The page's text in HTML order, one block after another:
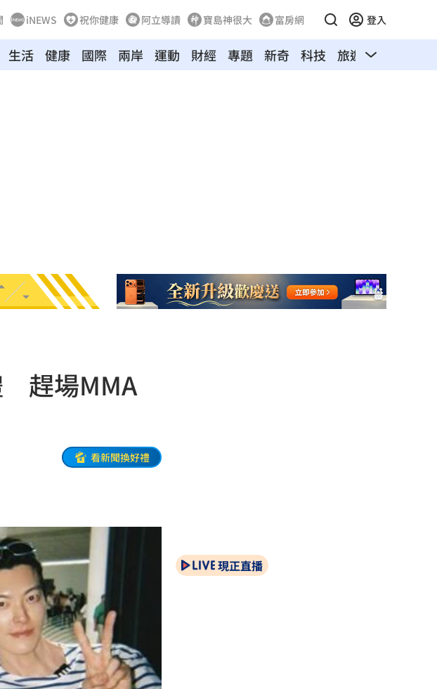
iNEWS 祝你健康 阿立導讀 寶島神很大 富房網 登入
生活 健康 國際 兩岸 運動 財經 專題 新奇 科技 旅遊 汽車
趕場MMA
看新聞換好禮
現正直播